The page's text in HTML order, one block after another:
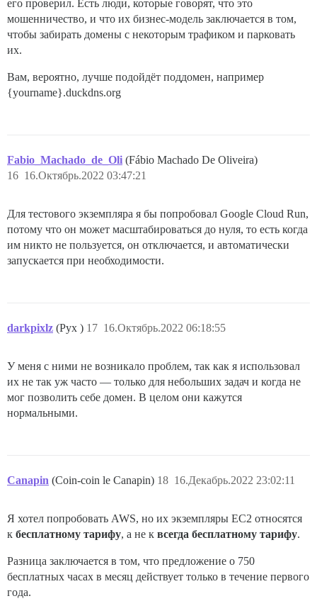
его проверил. Есть люди, которые говорят, что это
мошенничество, и что их бизнес-модель заключается в том,
чтобы забирать домены с некоторым трафиком и парковать
их.
Вам, вероятно, лучше подойдёт поддомен, например
{yourname}.duckdns.org
Fabio_Machado_de_Oli (Fábio Machado De Oliveira)
16.Октябрь.2022 03:47:21
16
Для тестового экземпляра я бы попробовал Google Cloud Run,
потому что он может масштабироваться до нуля, то есть когда
им никто не пользуется, он отключается, и автоматически
запускается при необходимости.
darkpixlz (Pyx ) 16.Октябрь.2022 06:18:55
17
У меня с ними не возникало проблем, так как я использовал
их не так уж часто — только для небольших задач и когда не
мог позволить себе домен. В целом они кажутся
нормальными.
Canapin (Coin-coin le Canapin) 16.Декабрь.2022 23:02:11
18
Я хотел попробовать AWS, но их экземпляры EC2 относятся
к бесплатному тарифу, а не к всегда бесплатному тарифу.
Разница заключается в том, что предложение о 750
бесплатных часах в месяц действует только в течение первого
года.